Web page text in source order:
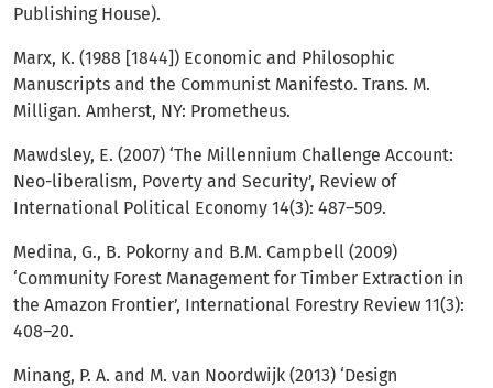
Publishing House).
Marx, K. (1988 [1844]) Economic and Philosophic
Manuscripts and the Communist Manifesto. Trans. M.
Milligan. Amherst, NY: Prometheus.
Mawdsley, E. (2007) ‘The Millennium Challenge Account:
Neo-liberalism, Poverty and Security’, Review of
International Political Economy 14(3): 487–509.
Medina, G., B. Pokorny and B.M. Campbell (2009)
‘Community Forest Management for Timber Extraction in
the Amazon Frontier’, International Forestry Review 11(3):
408–20.
Minang, P. A. and M. van Noordwijk (2013) ‘Design